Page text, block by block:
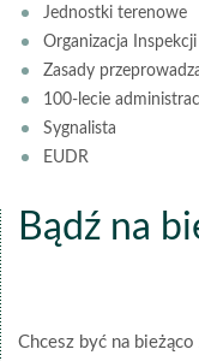
Jednostki terenowe
Organizacja
Zasady
100-lecie
Sygnalista
EUDR
Bądź na
Chcesz być na